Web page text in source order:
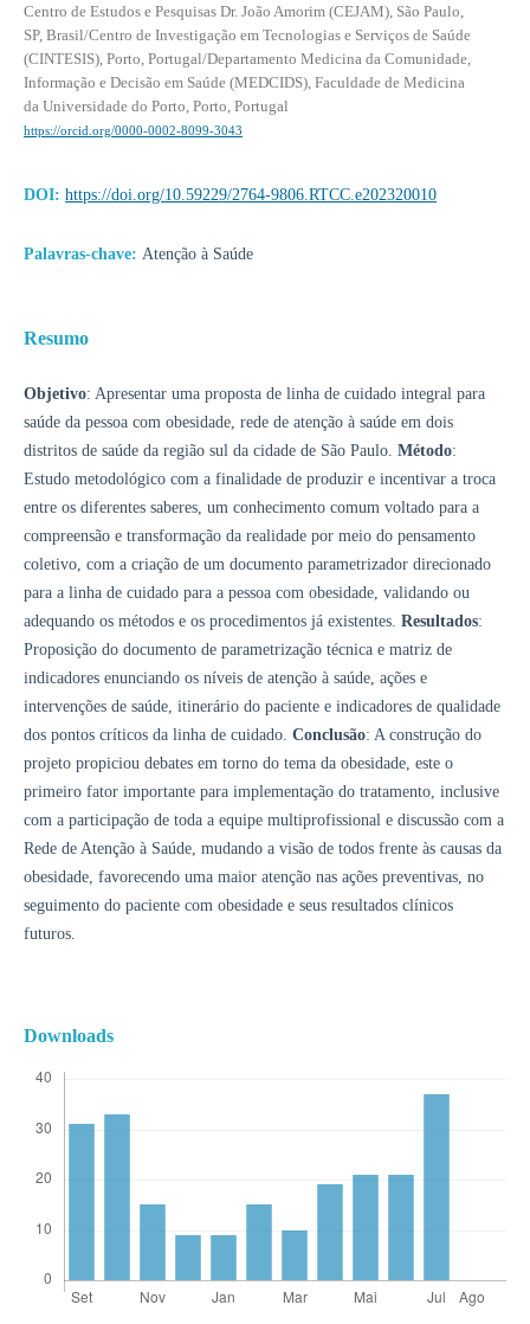
Centro de Estudos e Pesquisas Dr. João Amorim (CEJAM), São Paulo,
SP, Brasil/Centro de Investigação em Tecnologias e Serviços de Saúde
(CINTESIS), Porto, Portugal/Departamento Medicina da Comunidade,
Informação e Decisão em Saúde (MEDCIDS), Faculdade de Medicina
da Universidade do Porto, Porto, Portugal
https://orcid.org/0000-0002-8099-3043
DOI: https://doi.org/10.59229/2764-9806.RTCC.e202320010
Palavras-chave: Atenção à Saúde
Resumo
Objetivo: Apresentar uma proposta de linha de cuidado integral para
saúde da pessoa com obesidade, rede de atenção à saúde em dois
distritos de saúde da região sul da cidade de São Paulo. Método:
Estudo metodológico com a finalidade de produzir e incentivar a troca
entre os diferentes saberes, um conhecimento comum voltado para a
compreensão e transformação da realidade por meio do pensamento
coletivo, com a criação de um documento parametrizador direcionado
para a linha de cuidado para a pessoa com obesidade, validando ou
adequando os métodos e os procedimentos já existentes. Resultados:
Proposição do documento de parametrização técnica e matriz de
indicadores enunciando os níveis de atenção à saúde, ações e
intervenções de saúde, itinerário do paciente e indicadores de qualidade
dos pontos críticos da linha de cuidado. Conclusão: A construção do
projeto propiciou debates em torno do tema da obesidade, este o
primeiro fator importante para implementação do tratamento, inclusive
com a participação de toda a equipe multiprofissional e discussão com a
Rede de Atenção à Saúde, mudando a visão de todos frente às causas da
obesidade, favorecendo uma maior atenção nas ações preventivas, no
seguimento do paciente com obesidade e seus resultados clínicos
futuros.
Downloads